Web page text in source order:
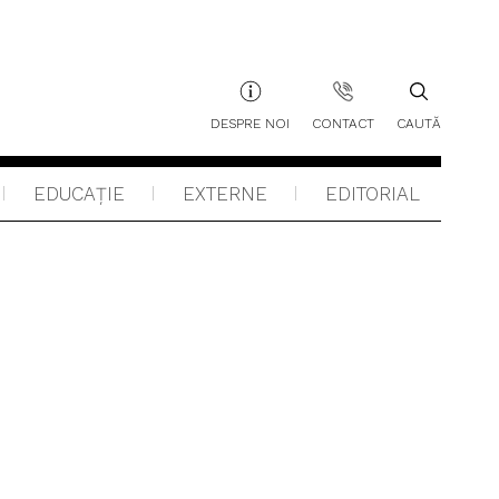
DESPRE NOI CONTACT CAUTĂ
EDUCAŢIE EXTERNE EDITORIAL